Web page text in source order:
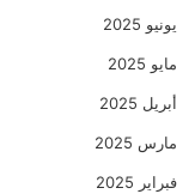
يونيو 2025
مايو 2025
أبريل 2025
مارس 2025
فبراير 2025